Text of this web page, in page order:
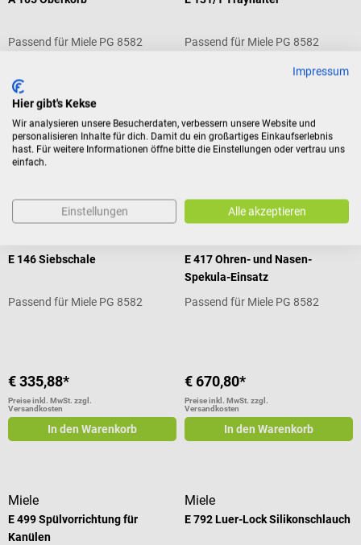
Passend für Miele PG 8582
€ 858,00*
Preise inkl. MwSt. zzgl.
Versandkosten
Passend für Miele PG 8582
€ 179,88*
Preise inkl. MwSt. zzgl.
Versandkosten
E 146 Siebschale
Passend für Miele PG 8582
€ 335,88*
Preise inkl. MwSt. zzgl.
Versandkosten
In den Warenkorb
E 417 Ohren- und Nasen-
Spekula-Einsatz
Passend für Miele PG 8582
€ 670,80*
Preise inkl. MwSt. zzgl.
Versandkosten
In den Warenkorb
Miele
E 499 Spülvorrichtung für
Kanülen
Miele
E 792 Luer-Lock Silikonschlauch
Impressum
Hier gibt's Kekse
Wir analysieren unsere Besucherdaten, verbessern unsere Website und
personalisieren Inhalte für dich. Damit du ein großartiges Einkaufserlebnis
hast. Für weitere Informationen öffne bitte die Einstellungen oder vertrau uns
einfach.
Einstellungen Alle akzeptieren